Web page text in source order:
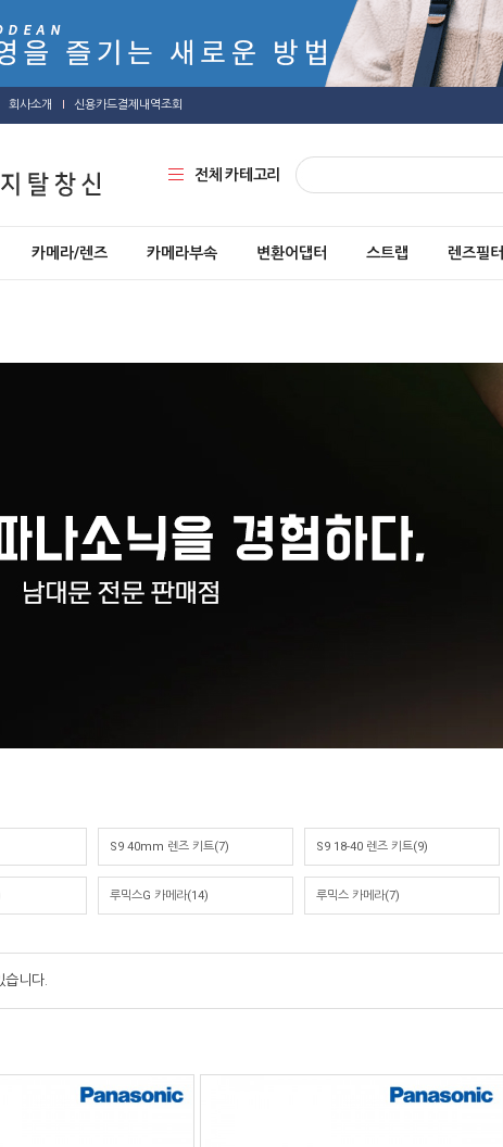
회사소개 신용카드결제내역조회
전체 카테고리
카메라/렌즈 카메라부속 변환어댑터 스트랩 렌즈필터
S9 40mm 렌즈 키트(7) S9 18-40 렌즈 키트(9)
루믹스G 카메라(14) 루믹스 카메라(7)
습니다.